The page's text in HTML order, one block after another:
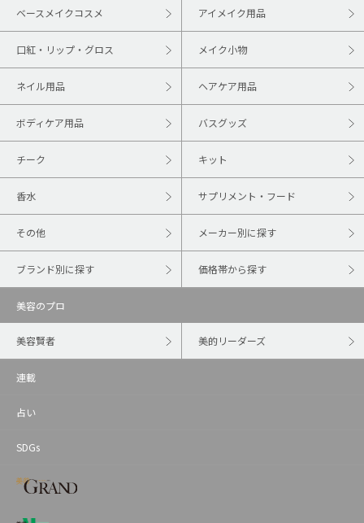
ベースメイクコスメ アイメイク用品
口紅・リップ・グロス メイク小物
ネイル用品 ヘアケア用品
ボディケア用品 バスグッズ
チーク キット
香水 サプリメント・フード
その他 メーカー別に探す
ブランド別に探す 価格帯から探す
美容のプロ
美容賢者 美的リーダーズ
連載
占い
SDGs